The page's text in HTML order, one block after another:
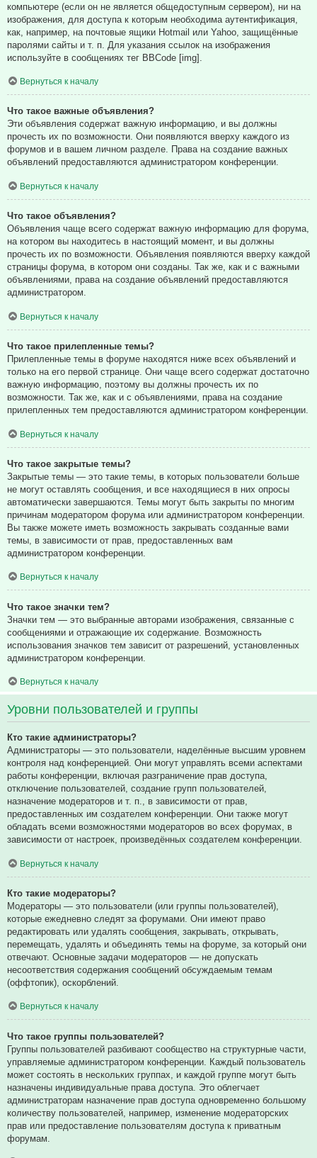
компьютере (если он не является общедоступным сервером), ни на
изображения, для доступа к которым необходима аутентификация,
как, например, на почтовые ящики Hotmail или Yahoo, защищённые
паролями сайты и т. п. Для указания ссылок на изображения
используйте в сообщениях тег BBCode [img].
Вернуться к началу
Что такое важные объявления?
Эти объявления содержат важную информацию, и вы должны
прочесть их по возможности. Они появляются вверху каждого из
форумов и в вашем личном разделе. Права на создание важных
объявлений предоставляются администратором конференции.
Вернуться к началу
Что такое объявления?
Объявления чаще всего содержат важную информацию для форума,
на котором вы находитесь в настоящий момент, и вы должны
прочесть их по возможности. Объявления появляются вверху каждой
страницы форума, в котором они созданы. Так же, как и с важными
объявлениями, права на создание объявлений предоставляются
администратором.
Вернуться к началу
Что такое прилепленные темы?
Прилепленные темы в форуме находятся ниже всех объявлений и
только на его первой странице. Они чаще всего содержат достаточно
важную информацию, поэтому вы должны прочесть их по
возможности. Так же, как и с объявлениями, права на создание
прилепленных тем предоставляются администратором конференции.
Вернуться к началу
Что такое закрытые темы?
Закрытые темы — это такие темы, в которых пользователи больше
не могут оставлять сообщения, и все находящиеся в них опросы
автоматически завершаются. Темы могут быть закрыты по многим
причинам модератором форума или администратором конференции.
Вы также можете иметь возможность закрывать созданные вами
темы, в зависимости от прав, предоставленных вам
администратором конференции.
Вернуться к началу
Что такое значки тем?
Значки тем — это выбранные авторами изображения, связанные с
сообщениями и отражающие их содержание. Возможность
использования значков тем зависит от разрешений, установленных
администратором конференции.
Вернуться к началу
Уровни пользователей и группы
Кто такие администраторы?
Администраторы — это пользователи, наделённые высшим уровнем
контроля над конференцией. Они могут управлять всеми аспектами
работы конференции, включая разграничение прав доступа,
отключение пользователей, создание групп пользователей,
назначение модераторов и т. п., в зависимости от прав,
предоставленных им создателем конференции. Они также могут
обладать всеми возможностями модераторов во всех форумах, в
зависимости от настроек, произведённых создателем конференции.
Вернуться к началу
Кто такие модераторы?
Модераторы — это пользователи (или группы пользователей),
которые ежедневно следят за форумами. Они имеют право
редактировать или удалять сообщения, закрывать, открывать,
перемещать, удалять и объединять темы на форуме, за который они
отвечают. Основные задачи модераторов — не допускать
несоответствия содержания сообщений обсуждаемым темам
(оффтопик), оскорблений.
Вернуться к началу
Что такое группы пользователей?
Группы пользователей разбивают сообщество на структурные части,
управляемые администратором конференции. Каждый пользователь
может состоять в нескольких группах, и каждой группе могут быть
назначены индивидуальные права доступа. Это облегчает
администраторам назначение прав доступа одновременно большому
количеству пользователей, например, изменение модераторских
прав или предоставление пользователям доступа к приватным
форумам.